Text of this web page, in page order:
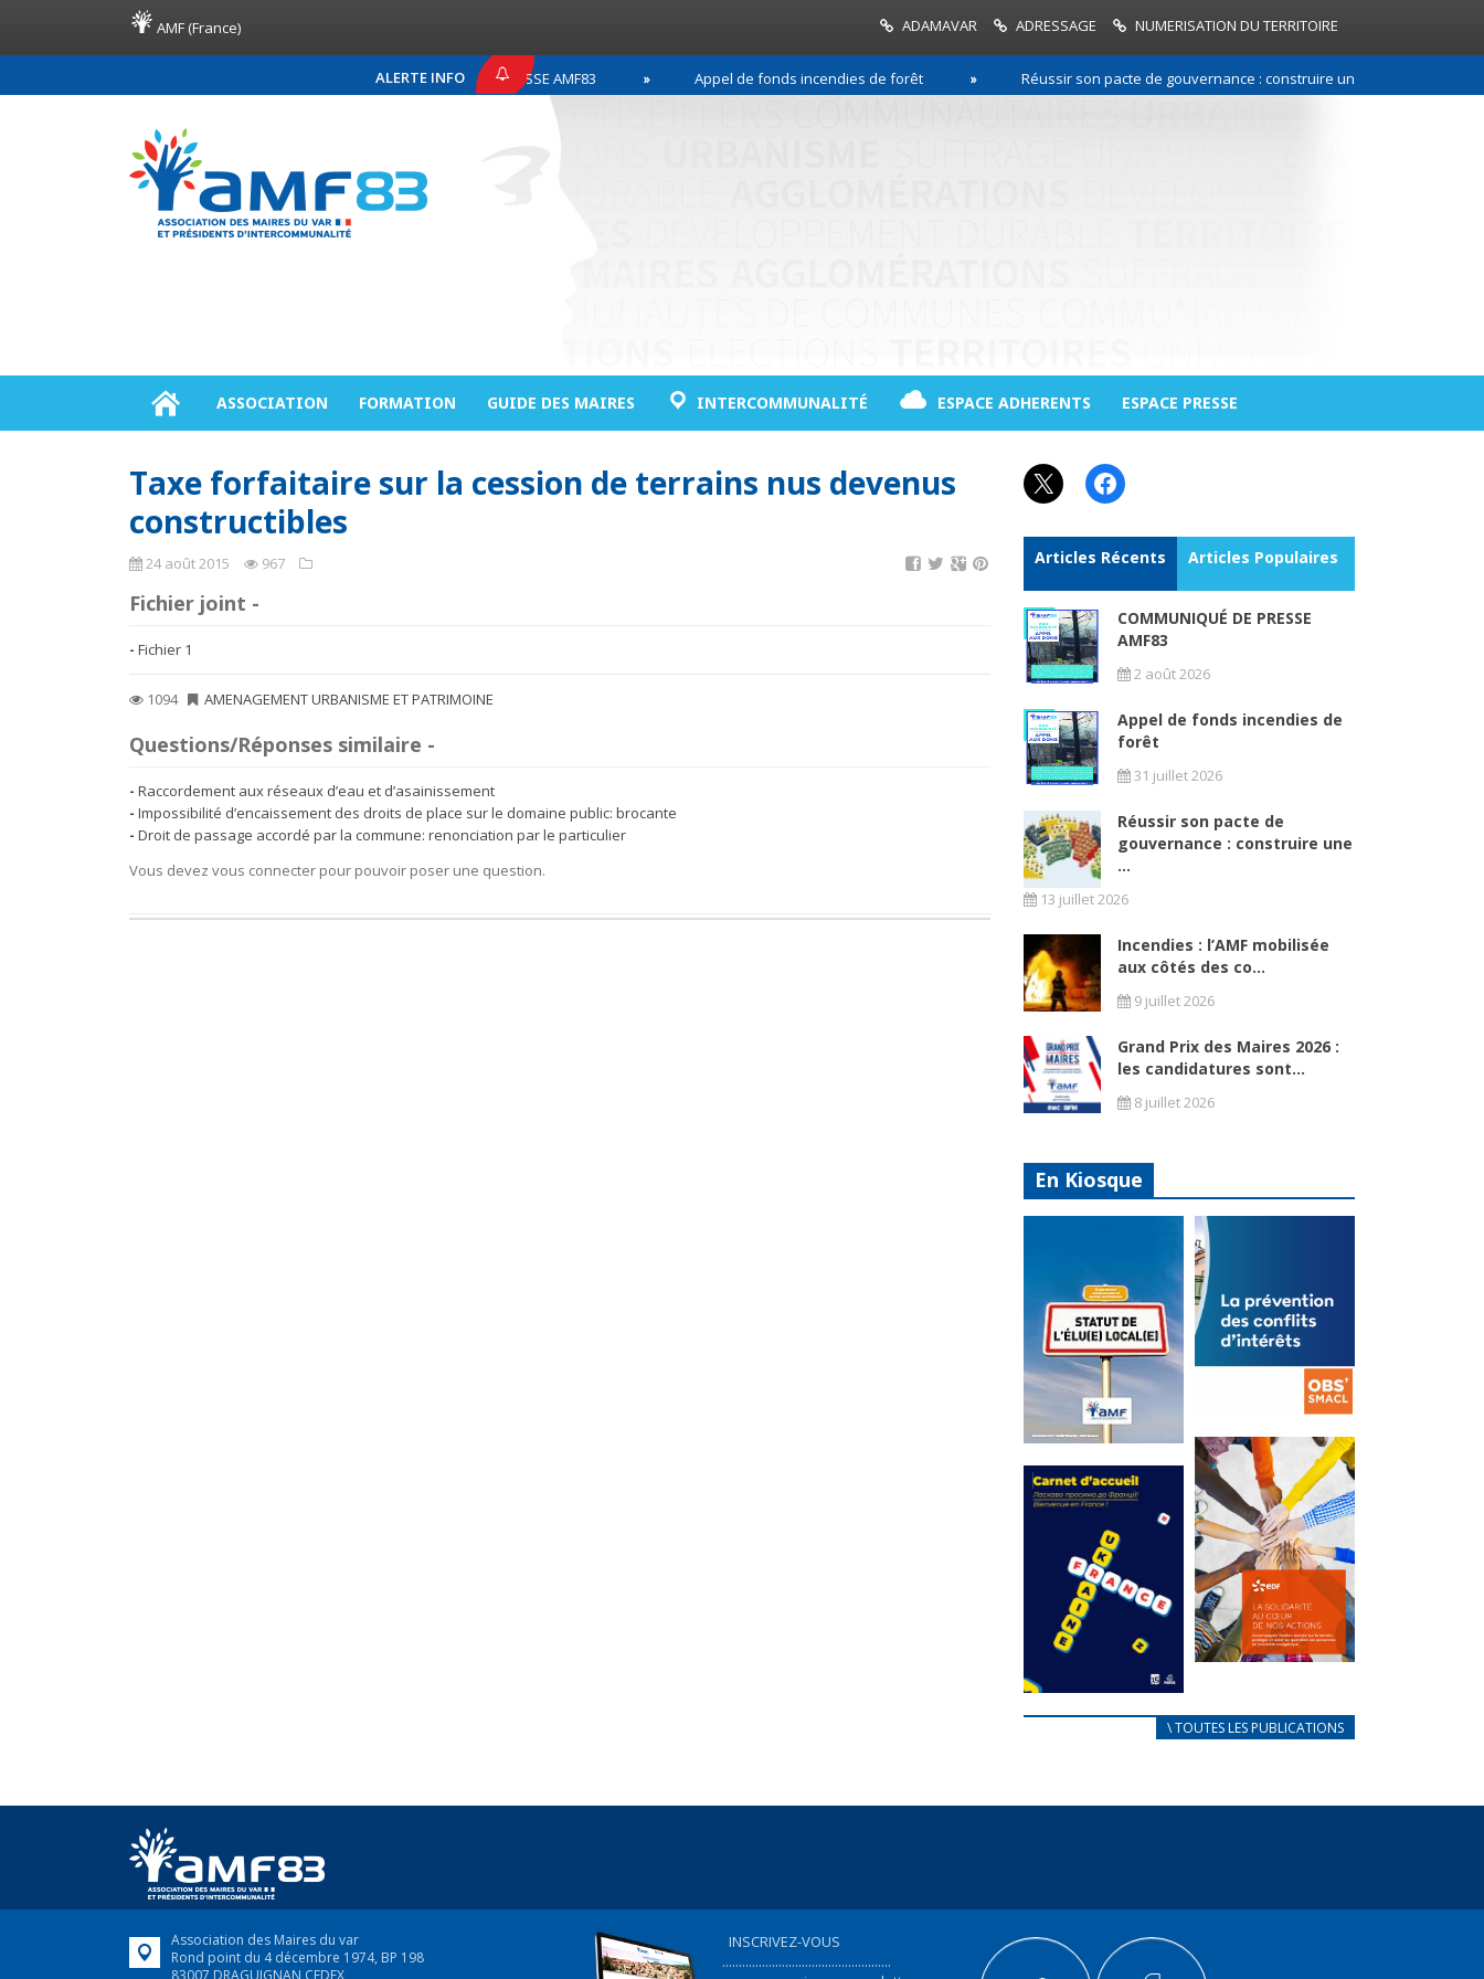
AMF (France) ADAMAVAR ADRESSAGE NUMERISATION DU TERRITOIRE
ALERTE INFO
COMMUNIQUÉ DE PRESSE AMF83 Appel de fonds incendies de forêt Réussir son pacte de gouvernance : construire une relation de
ASSOCIATION FORMATION GUIDE DES MAIRES INTERCOMMUNALITÉ ESPACE ADHERENTS ESPACE PRESSE
Taxe forfaitaire sur la cession de terrains nus devenus
constructibles
24 août 2015 967
Fichier joint -
Fichier 1
1094 AMENAGEMENT URBANISME ET PATRIMOINE
Questions/Réponses similaire -
Raccordement aux réseaux d’eau et d’asainissement
Impossibilité d’encaissement des droits de place sur le domaine public: brocante
Droit de passage accordé par la commune: renonciation par le particulier
Vous devez vous connecter pour pouvoir poser une question.
X Facebook
Articles Récents Articles Populaires
COMMUNIQUÉ DE PRESSE
AMF83
2 août 2026
Appel de fonds incendies de
forêt
31 juillet 2026
Réussir son pacte de
gouvernance : construire une
...
13 juillet 2026
Incendies : l’AMF mobilisée
aux côtés des co...
9 juillet 2026
Grand Prix des Maires 2026 :
les candidatures sont...
8 juillet 2026
En Kiosque
Statut de
l’élu local
Mise à jour avril
2024 Fichier joint -
Fichier 1 233230...
FEUILLETER
La
prévention
des conflits
d’intérêts
18 septembre 2023
Fichier joint -
Fichier 1 105506
Total 0 Votes...
FEUILLETER
au coeur de
nos actions
Fichier 1 105491
en France,...
FEUILLETER
\ TOUTES LES PUBLICATIONS
Association des Maires du var
Rond point du 4 décembre 1974, BP 198
83007 DRAGUIGNAN CEDEX
INSCRIVEZ-VOUS
...................................................